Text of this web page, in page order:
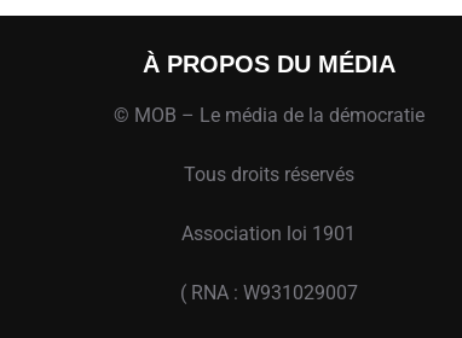
À PROPOS DU MÉDIA
© MOB – Le média de la démocratie
Tous droits réservés
Association loi 1901
( RNA : W931029007